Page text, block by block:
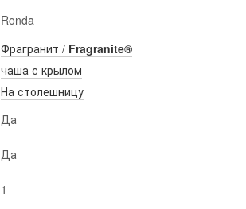
Ronda
Фрагранит / Fragranite®
чаша с крылом
На столешницу
Да
Да
1